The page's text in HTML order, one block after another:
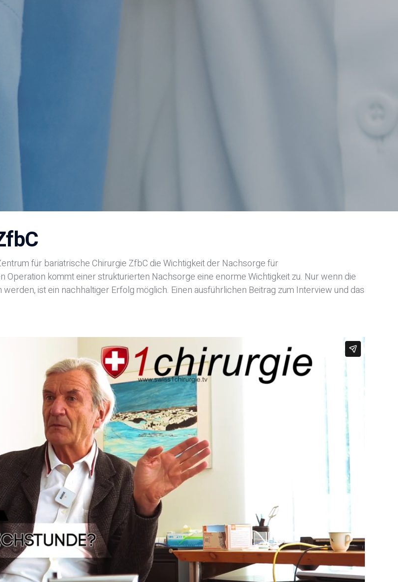
für bariatrische Chirurgie ZfbC die Wichtigkeit der Nachsorge für
kommt einer strukturierten Nachsorge eine enorme Wichtigkeit zu. Nur wenn die
ist ein nachhaltiger Erfolg möglich. Einen ausführlichen Beitrag zum Interview und das